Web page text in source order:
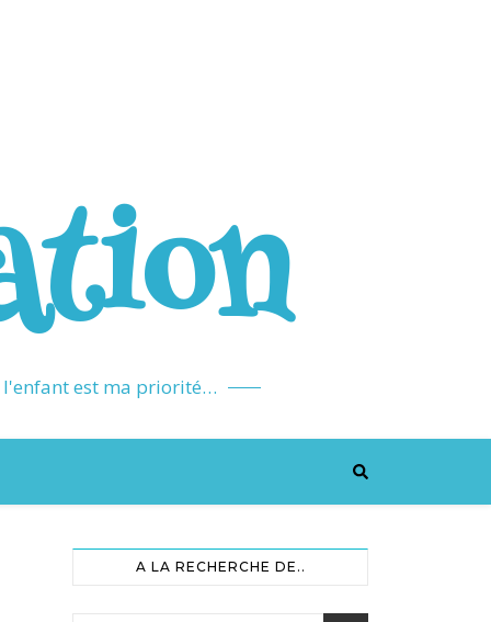
l'enfant est ma priorité…
A LA RECHERCHE DE..